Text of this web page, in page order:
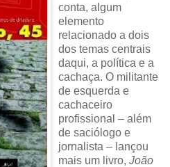
conta, algum
elemento
relacionado a dois
dos temas centrais
daqui, a política e a
cachaça. O militante
de esquerda e
cachaceiro
profissional – além
de saciólogo e
jornalista – lançou
mais um livro, João